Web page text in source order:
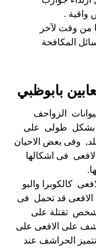
واقية .
من وقت لآخر
المكافحة
بابوظبي
الزواحف
بشكل طولى على
وفى بعض الاحيان
فى اشكالها
كالكوبرا والبو
قد تحمل فى
شخص تقتلة على
على الافعى على
الحراشف عند